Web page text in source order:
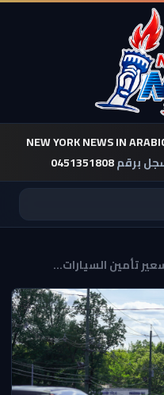
NEW YORK NEWS IN
برقم0451351808
تأمين السيارات...